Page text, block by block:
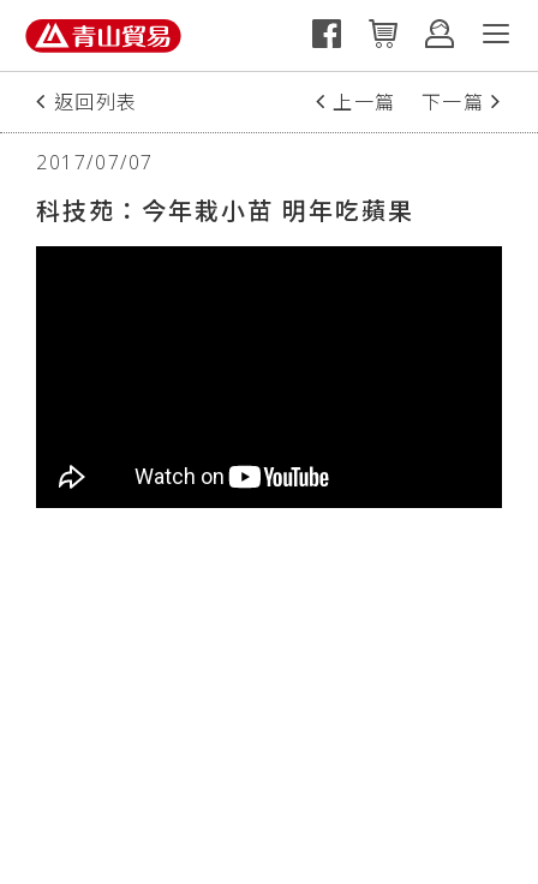
返回列表 上一篇 下一篇
2017/07/07
科技苑：今年栽小苗 明年吃蘋果